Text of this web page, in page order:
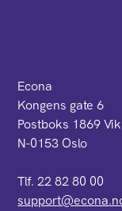
Econa
Kongens gate 6
Postboks 1869
N-0153 Oslo
Tlf. 22 82 80 00